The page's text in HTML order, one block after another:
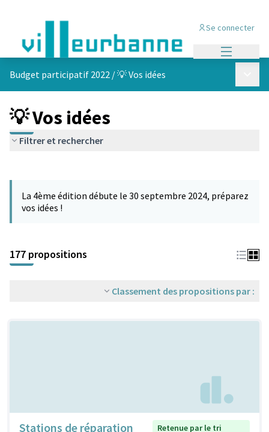
Se connecter
Budget participatif 2022 /💡 Vos idées
💡 Vos idées
Filtrer et rechercher
−
La 4ème édition débute le 30 septembre 2024, préparez
vos idées !
177 propositions
Classement des propositions par :
Stations de réparation
Retenue par le tri